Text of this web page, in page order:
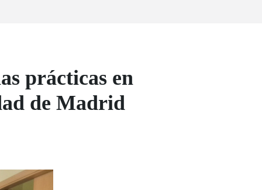
prácticas en
de Madrid